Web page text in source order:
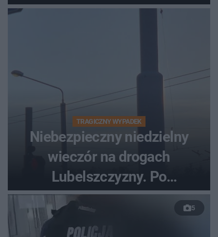
TRAGICZNY WYPADEK
Niebezpieczny niedzielny
wieczór na drogach
Lubelszczyzny. Po
nieudanym manewrze
wyprzedzania zginął
5